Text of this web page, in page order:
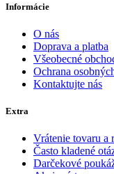
Informácie
O nás
Doprava a platba
Všeobecné
Ochrana
Kontaktujte nás
Extra
Vrátenie tovaru a
Často kladené
Darčekové